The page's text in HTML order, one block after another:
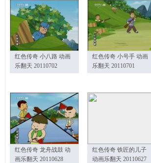
红色传奇 小八路 动画
乐翻天 20110702
红色传奇 小号手 动画
乐翻天 20110701
红色传奇 龙舟战鼓 动
画乐翻天 20110628
红色传奇 铁匠的儿子
动画乐翻天 20110627